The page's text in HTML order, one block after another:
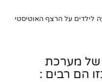
לילדים על הרצף האוטיסטי
של מערכת
הם רבים :